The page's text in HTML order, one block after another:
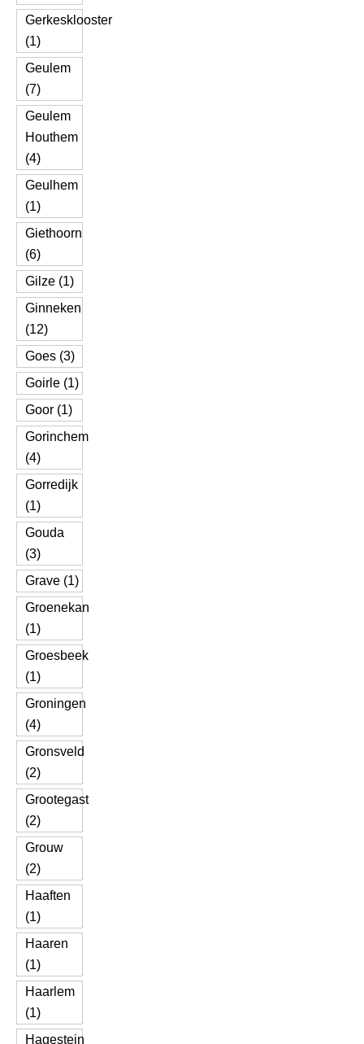
Gerkesklooster
(1)
Geulem
(7)
Geulem
Houthem
(4)
Geulhem
(1)
Giethoorn
(6)
Gilze (1)
Ginneken
(12)
Goes (3)
Goirle (1)
Goor (1)
Gorinchem
(4)
Gorredijk
(1)
Gouda
(3)
Grave (1)
Groenekan
(1)
Groesbeek
(1)
Groningen
(4)
Gronsveld
(2)
Grootegast
(2)
Grouw
(2)
Haaften
(1)
Haaren
(1)
Haarlem
(1)
Hagestein